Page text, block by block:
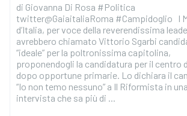
di Giovanna Di Rosa #Politica
twitter@GaiaitaliaRoma #Campidoglio I
d’Italia, per voce della reverendissima
avrebbero chiamato Vittorio Sgarbi
“ideale” per la poltronissima capitolina,
proponendogli la candidatura per il centro
dopo opportune primarie. Lo dichiara il
“Io non temo nessuno” a Il Riformista in
intervista che sa più di ...